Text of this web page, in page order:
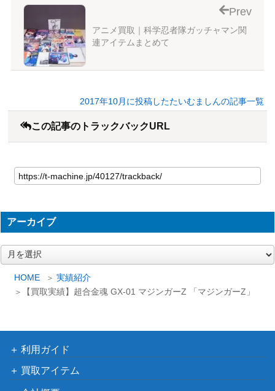
HOME
実績紹介
【買取実績】超合金魂 GX-01 マジンガーZ 「マジンガーZ」
アニメ買取｜科学忍者隊ガッチャマン関
連アイテムまとめて
Prev
2017年10月に投稿したたいむましんの記事一覧
この記事のトラックバックURL
アーカイブ
ー
利用ガイド
買取アイテム